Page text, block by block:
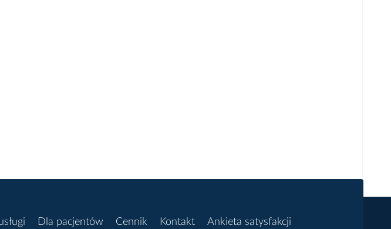
Dla pacjentów Cennik Kontakt
Ankieta satysfakcji